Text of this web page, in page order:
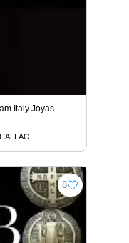
Italy Joyas
CALLAO
8